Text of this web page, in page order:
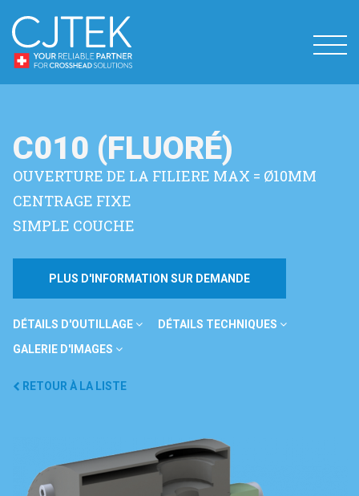
C010 (FLUORÉ)
OUVERTURE DE LA FILIERE MAX = Ø10MM
CENTRAGE FIXE
SIMPLE COUCHE
PLUS D'INFORMATION SUR DEMANDE
DÉTAILS D'OUTILLAGE
DÉTAILS TECHNIQUES
GALERIE D'IMAGES
RETOUR À LA LISTE